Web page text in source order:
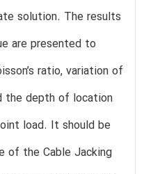
solution. The results
are presented to
ratio, variation of
the depth of location
load. It should be
of the Cable Jacking